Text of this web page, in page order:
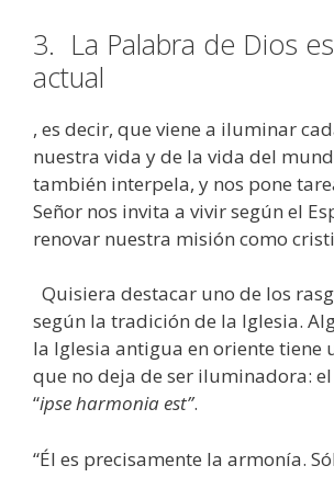
3. La Palabra de Dios
actual
, es decir, que viene a iluminar
nuestra vida y de la vida del
también interpela, y nos pone
Señor nos invita a vivir según el
renovar nuestra misión como
Quisiera destacar uno de los
según la tradición de la Iglesia.
la Iglesia antigua en oriente tiene
que no deja de ser iluminadora:
“ipse harmonia est”.
“Él es precisamente la armonía.